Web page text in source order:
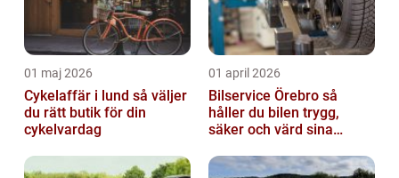
01 maj 2026
Cykelaffär i lund så väljer
du rätt butik för din
cykelvardag
01 april 2026
Bilservice Örebro så
håller du bilen trygg,
säker och värd sina